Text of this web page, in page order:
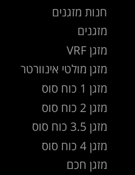
חנות מזגנים
מזגנים
מזגן VRF
מזגן מולטי אינוורטר
מזגן 1 כוח סוס
מזגן 2 כוח סוס
מזגן 3.5 כוח סוס
מזגן 4 כוח סוס
מזגן חכם